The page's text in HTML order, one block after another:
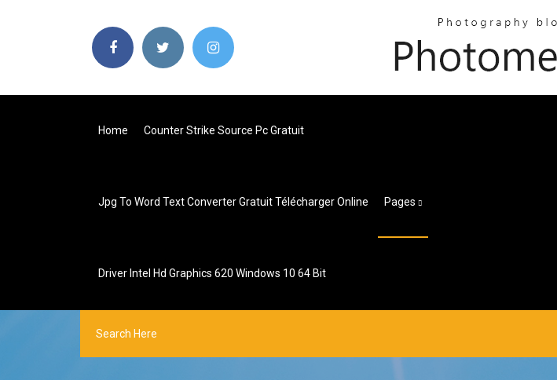
Home Counter Strike Source Pc Gratuit
Jpg To Word Text Converter Gratuit Télécharger Online Pages
Driver Intel Hd Graphics 620 Windows 10 64 Bit